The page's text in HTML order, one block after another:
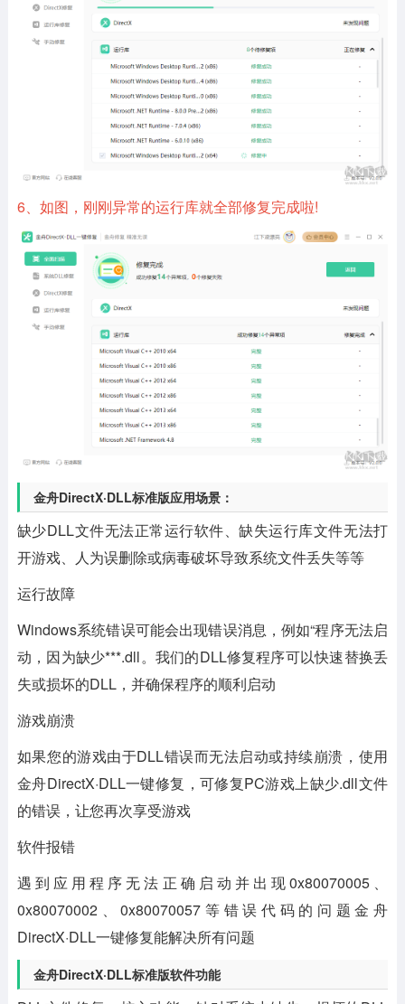
6、如图，刚刚异常的运行库就全部修复完成啦!
金舟DirectX·DLL标准版应用场景：
缺少DLL文件无法正常运行软件、缺失运行库文件无法打
开游戏、人为误删除或病毒破坏导致系统文件丢失等等
运行故障
Windows系统错误可能会出现错误消息，例如“程序无法启
动，因为缺少***.dll。我们的DLL修复程序可以快速替换丢
失或损坏的DLL，并确保程序的顺利启动
游戏崩溃
如果您的游戏由于DLL错误而无法启动或持续崩溃，使用
金舟DirectX·DLL一键修复，可修复PC游戏上缺少.dll文件
的错误，让您再次享受游戏
软件报错
遇到应用程序无法正确启动并出现0x80070005、
0x80070002、0x80070057等错误代码的问题金舟
DirectX·DLL一键修复能解决所有问题
金舟DirectX·DLL标准版软件功能